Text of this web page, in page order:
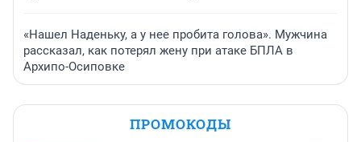
«Нашел Наденьку, а у нее пробита голова». Мужчина
рассказал, как потерял жену при атаке БПЛА в
Архипо-Осиповке
ПРОМОКОДЫ